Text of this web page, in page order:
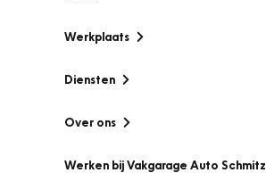
Werkplaats
Diensten
Over ons
Werken bij Vakgarage Auto Schmitz